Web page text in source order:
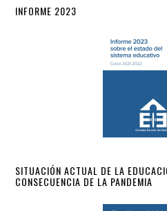
INFORME 2023
SITUACIÓN ACTUAL DE LA
CONSECUENCIA DE LA PANDEMIA